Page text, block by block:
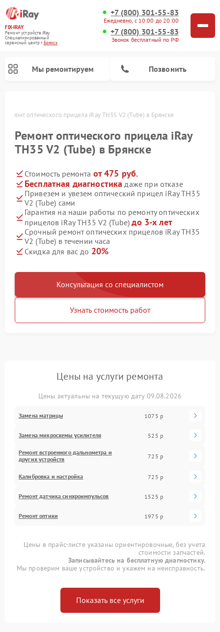
FIX-IRAY
Ремонт устройств iRay
Специализированный
cервисный центр г.Брянск
+7 (800) 301-55-83
Ежедневно, с 10:00 до 20:00
+7 (800) 301-55-83
Звонок бесплатный по РФ
Мы ремонтируем Позвонить
Ремонт оптического прицела iRay TH35 V2 (Tube) в Брянске
Ремонт оптического прицела iRay
TH35 V2 (Tube) в Брянске
Стоимость ремонта от 475 руб.
Бесплатная диагностика даже при отказе
Привезем и увезем оптический прицел iRay TH35
V2 (Tube) сами
Гарантия на наши работы по ремонту оптических
прицелов iRay TH35 V2 (Tube)до 3-х лет
Срочный ремонт оптических прицелов iRay TH35
V2 (Tube) в течении часа
Скидка для вас до 20%
Консультация со специалистом
Узнать стоимость работ
Цены на услуги ремонта
Цены актуальны на текущую дату 09.08.2026
Замена матрицы 1075 р
Замена микросхемы усилителя 525 р
Ремонт встроенного дальнометра и
других устройств
725 р
Калибровка и настройка 725 р
Ремонт датчика синхроимпульсов 1525 р
Ремонт оптики 1975 р
Цены в прайс-листе указаны ориентировочные, без учета
стоимости запчастей.
Записывайтесь на бесплатную диагностику.
Мы проверим ваше устройство и укажем на неисправность.
Показать все услуги